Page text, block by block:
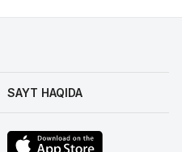
SAYT HAQIDA